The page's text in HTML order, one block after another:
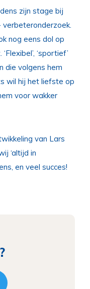
zijn stage bij
nog eens dol op
‘sportief’
die volgens hem
wil hij het liefste op
voor wakker
van Lars
‘altijd in
en veel succes!